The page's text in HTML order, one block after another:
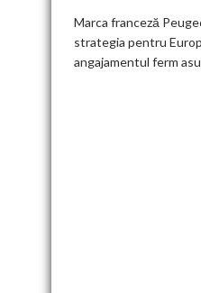
Marca franceză
strategia pentru
angajamentul ferm